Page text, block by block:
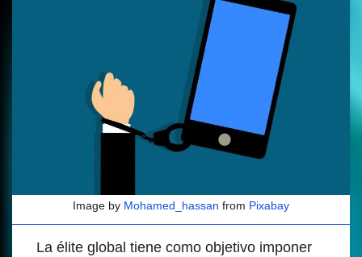
Image by Mohamed_hassan from Pixabay
La élite global tiene como objetivo imponer